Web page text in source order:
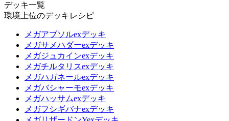
デッキ一覧
環境上位のデッキレシピ
メガアブソルexデッキ
メガサメハダーexデッキ
メガジュカインexデッキ
メガチルタリスexデッキ
メガハガネールexデッキ
メガバシャーモexデッキ
メガハッサムexデッキ
メガフシギバナexデッキ